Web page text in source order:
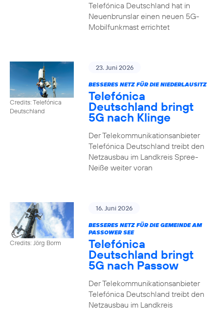
Telefónica Deutschland hat in
Neuenbrunslar einen neuen 5G-
Mobilfunkmast errichtet
Credits: Telefónica
Deutschland
23. Juni 2026
BESSERES NETZ FÜR DIE NIEDERLAUSITZ
Telefónica
Deutschland bringt
5G nach Klinge
Der Telekommunikationsanbieter
Telefónica Deutschland treibt den
Netzausbau im Landkreis Spree-
Neiße weiter voran
Credits: Jörg Borm
16. Juni 2026
BESSERES NETZ FÜR DIE GEMEINDE AM
PASSOWER SEE
Telefónica
Deutschland bringt
5G nach Passow
Der Telekommunikationsanbieter
Telefónica Deutschland treibt den
Netzausbau im Landkreis